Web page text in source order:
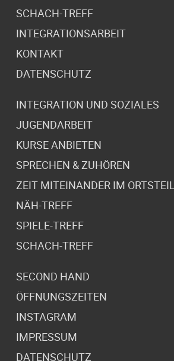
SCHACH-TREFF
INTEGRATIONSARBEIT
KONTAKT
DATENSCHUTZ
INTEGRATION UND SOZIALES
JUGENDARBEIT
KURSE ANBIETEN
SPRECHEN & ZUHÖREN
ZEIT MITEINANDER IM ORTSTEIL
NÄH-TREFF
SPIELE-TREFF
SCHACH-TREFF
SECOND HAND
ÖFFNUNGSZEITEN
INSTAGRAM
IMPRESSUM
DATENSCHUTZ